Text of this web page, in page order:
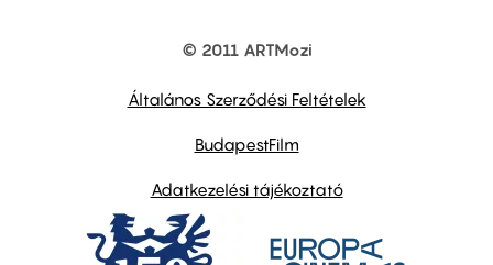
© 2011 ARTMozi
Általános Szerződési Feltételek
BudapestFilm
Adatkezelési tájékoztató